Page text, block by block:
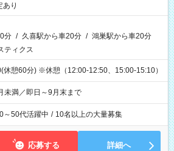
り
分 / 久喜駅から車20分 / 鴻巣駅から車20分
ティクス
休憩60分) ※休憩（12:00-12:50、15:00-15:10）
未満／即日～9月末まで
～50代活躍中 / 10名以上の大量募集
応募する 詳細へ